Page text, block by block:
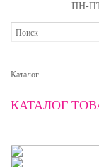
ПН-
Каталог
КАТАЛОГ